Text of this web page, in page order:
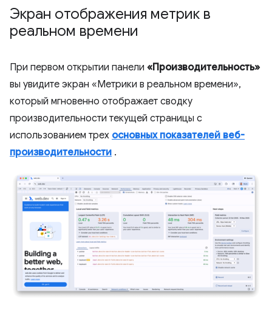
Экран отображения метрик в
реальном времени
При первом открытии панели «Производительность»
вы увидите экран «Метрики в реальном времени»,
который мгновенно отображает сводку
производительности текущей страницы с
использованием трех основных показателей веб-
производительности .